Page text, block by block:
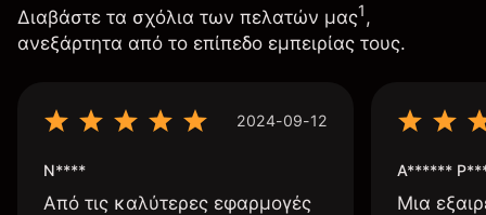
Διαβάστε τα σχόλια των πελατών μας1,
ανεξάρτητα από το επίπεδο εμπειρίας τους.
2024-09-12
N****
Από τις καλύτερες εφαρμογές
A******
Μια